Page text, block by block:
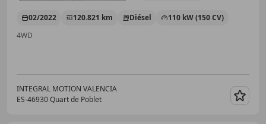
02/2022 120.821 km Diésel
110 kW (150 CV)
4WD
INTEGRAL MOTION VALENCIA
ES-46930 Quart de Poblet